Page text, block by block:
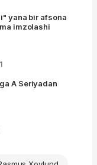
yana bir afsona
imzolashi
1
A Seriyadan